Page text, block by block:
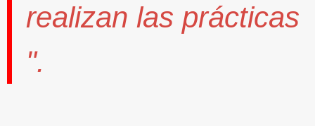
realizan las prácticas
".